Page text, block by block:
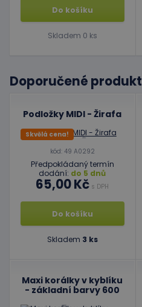
Do košíku
Skladem 0 ks
Doporučené
Podložky MIDI - Žirafa
Skvělá cena!
kód: 49 A0292
Předpokládaný termín
dodání: do 5 dnů
65,00 Kč s DPH
Do košíku
Skladem 3 ks
Maxi korálky v kyblíku
- základní barvy 600